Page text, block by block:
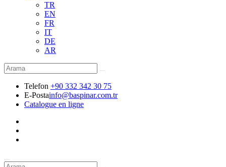
TR
EN
FR
IT
DE
AR
Telefon +90 332 342 30 75
E-Postainfo@baspinar.com.tr
Catalogue en ligne